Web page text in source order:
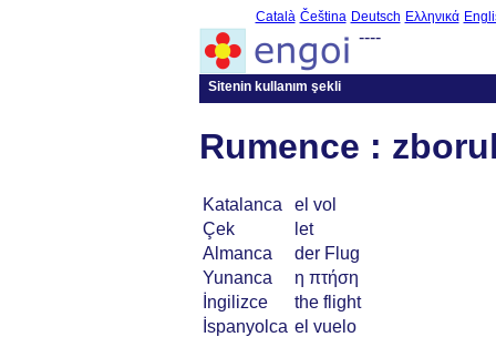
Català Čeština Deutsch Ελληνικά
----
Sitenin kullanım şekli
Rumence :
Katalanca
el vol
Çek
let
Almanca
der Flug
Yunanca
η πτήση
İngilizce
the flight
İspanyolca el vuelo